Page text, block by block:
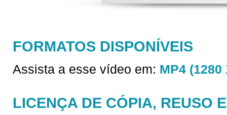
FORMATOS DISPONÍVEIS
Assista a esse vídeo em: MP4 (1280
LICENÇA DE CÓPIA, REUSO